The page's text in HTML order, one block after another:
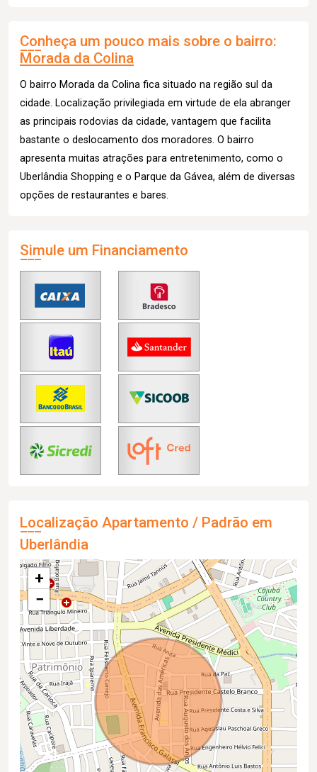
Conheça um pouco mais sobre o bairro:
Morada da Colina
O bairro Morada da Colina fica situado na região sul da
cidade. Localização privilegiada em virtude de ela abranger
as principais rodovias da cidade, vantagem que facilita
bastante o deslocamento dos moradores. O bairro
apresenta muitas atrações para entretenimento, como o
Uberlândia Shopping e o Parque da Gávea, além de diversas
opções de restaurantes e bares.
Simule um Financiamento
Localização Apartamento / Padrão em
Uberlândia
+
−